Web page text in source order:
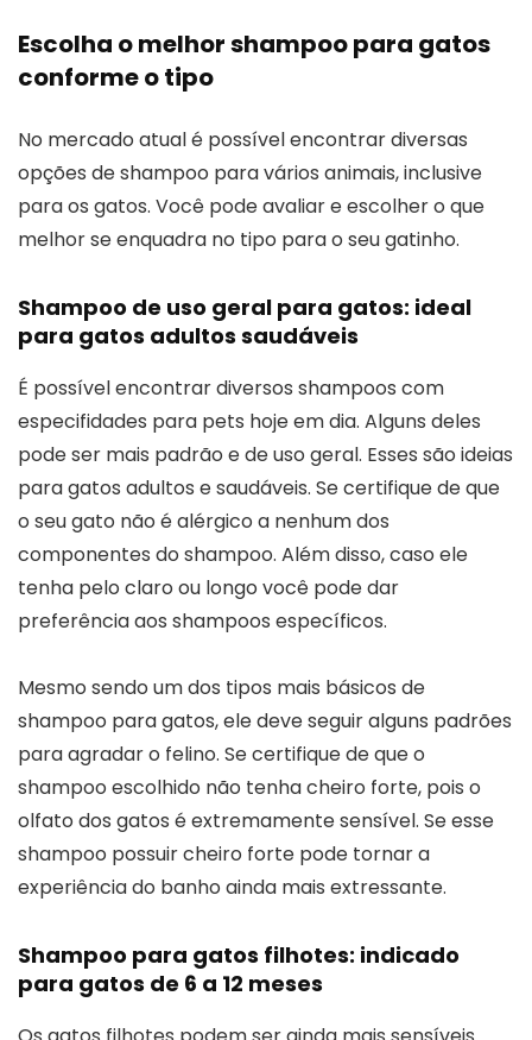
Escolha o melhor shampoo para gatos
conforme o tipo
No mercado atual é possível encontrar diversas
opções de shampoo para vários animais, inclusive
para os gatos. Você pode avaliar e escolher o que
melhor se enquadra no tipo para o seu gatinho.
Shampoo de uso geral para gatos: ideal
para gatos adultos saudáveis
É possível encontrar diversos shampoos com
especifidades para pets hoje em dia. Alguns deles
pode ser mais padrão e de uso geral. Esses são ideias
para gatos adultos e saudáveis. Se certifique de que
o seu gato não é alérgico a nenhum dos
componentes do shampoo. Além disso, caso ele
tenha pelo claro ou longo você pode dar
preferência aos shampoos específicos.
Mesmo sendo um dos tipos mais básicos de
shampoo para gatos, ele deve seguir alguns padrões
para agradar o felino. Se certifique de que o
shampoo escolhido não tenha cheiro forte, pois o
olfato dos gatos é extremamente sensível. Se esse
shampoo possuir cheiro forte pode tornar a
experiência do banho ainda mais extressante.
Shampoo para gatos filhotes: indicado
para gatos de 6 a 12 meses